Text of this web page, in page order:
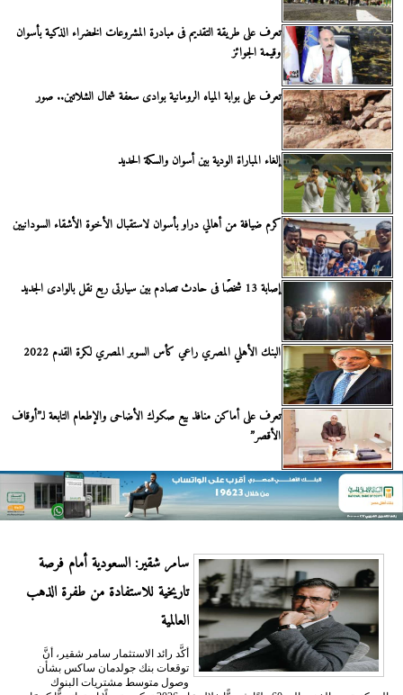
تعرف على طريقة التقديم فى مبادرة المشروعات الخضراء الذكية بأسوان
وقيمة الجوائز
تعرف على بوابة المياه الرومانية بوادى سعفة شمال الشلاتين.. صور
إلغاء المباراة الودية بين أسوان والسكة الحديد
كرم ضيافة من أهالي دراو بأسوان لاستقبال الأخوة الأشقاء السودانيين
إصابة 13 شخصًا فى حادث تصادم بين سيارتى ربع نقل بالوادى الجديد
البنك الأهلي المصري راعي كأس السوبر المصري لكرة القدم 2022 ​
تعرف على أماكن منافذ بيع صكوك الأضاحى والإطعام التابعة لـ”أوقاف
الأقصر”
سامر شقير: السعودية أمام فرصة
تاريخية للاستفادة من طفرة الذهب
العالمية
أكَّد رائد الاستثمار سامر شقير، أنَّ
توقعات بنك جولدمان ساكس بشأن
وصول متوسط مشتريات البنوك